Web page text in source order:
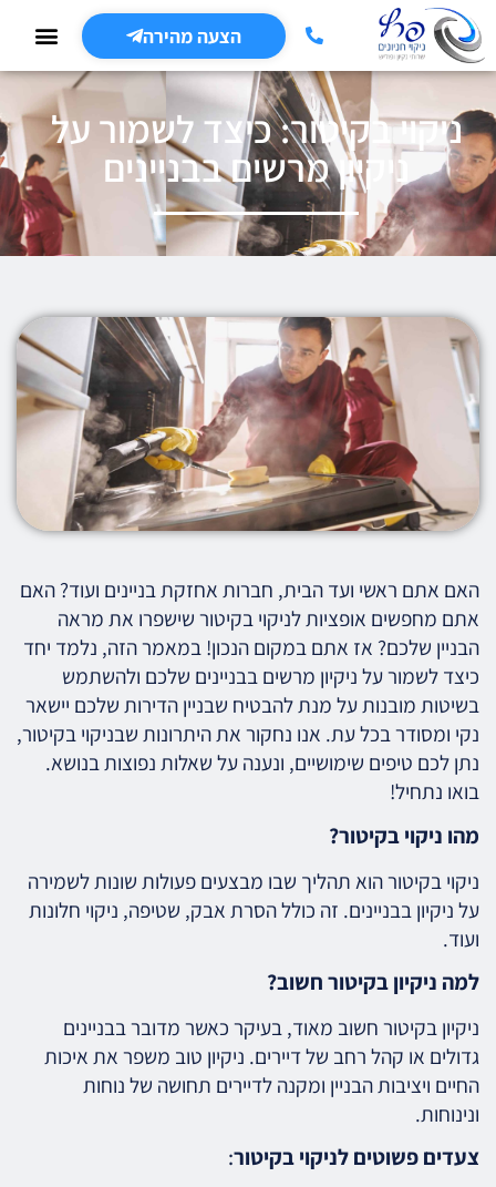
הצעה מהירה
ניקוי בקיטור: כיצד לשמור על
ניקיון מרשים בבניינים
האם אתם ראשי ועד הבית, חברות אחזקת בניינים ועוד? האם
אתם מחפשים אופציות לניקוי בקיטור שישפרו את מראה
הבניין שלכם? אז אתם במקום הנכון! במאמר הזה, נלמד יחד
כיצד לשמור על ניקיון מרשים בבניינים שלכם ולהשתמש
בשיטות מובנות על מנת להבטיח שבניין הדירות שלכם יישאר
נקי ומסודר בכל עת. אנו נחקור את היתרונות שבניקוי בקיטור,
נתן לכם טיפים שימושיים, ונענה על שאלות נפוצות בנושא.
בואו נתחיל!
מהו ניקוי בקיטור?
ניקוי בקיטור הוא תהליך שבו מבצעים פעולות שונות לשמירה
על ניקיון בבניינים. זה כולל הסרת אבק, שטיפה, ניקוי חלונות
ועוד.
למה ניקיון בקיטור חשוב?
ניקיון בקיטור חשוב מאוד, בעיקר כאשר מדובר בבניינים
גדולים או קהל רחב של דיירים. ניקיון טוב משפר את איכות
החיים ויציבות הבניין ומקנה לדיירים תחושה של נוחות
ונינוחות.
צעדים פשוטים לניקוי בקיטור: